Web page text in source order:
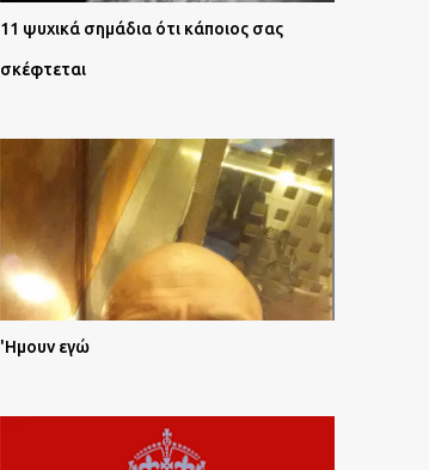
11 ψυχικά σημάδια ότι κάποιος σας
σκέφτεται
'Ημουν εγώ